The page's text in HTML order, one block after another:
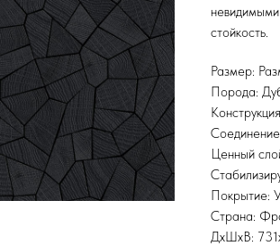
стойкость.
Размер:
Порода:
Ценный
Покрытие:
Страна:
ДхШхВ: